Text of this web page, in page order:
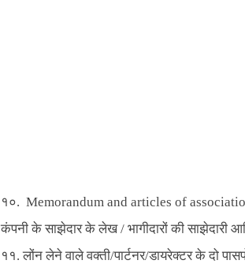
१०. Memorandum and articles of
कंपनी के साझेदार के लेख / भागीदारों की साझेदारी
११. लोंन लेने वाले वक्ती/पार्टनर/डायरेक्टर के दो